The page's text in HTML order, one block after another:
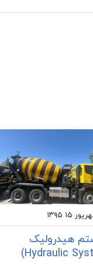
۱۵
هیدرولیک